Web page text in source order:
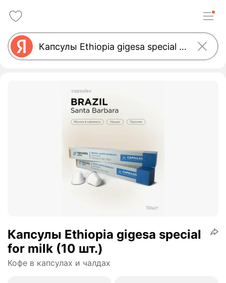
Капсулы Ethiopia gigesa special
for milk (10 шт.)
Кофе в капсулах и чалдах